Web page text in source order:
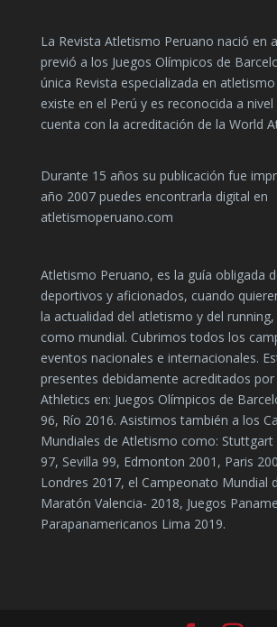
La Revista Atletismo Peruano nació en
previó a los Juegos Olímpicos de
única Revista especializada en
existe en el Perú y es reconocida a
cuenta con la acreditación de la World
Durante 15 años su publicación fue
año 2007 puedes encontrarla digital en
atletismoperuano.com
Atletismo Peruano, es la guía obligada
deportivos y aficionados, cuando
la actualidad del atletismo y del
como mundial. Cubrimos todos los
eventos nacionales e internacionales.
presentes debidamente acreditados por
Athletics en: Juegos Olímpicos de
96, Río 2016. Asistimos también a los
Mundiales de Atletismo como: Stuttgart
97, Sevilla 99, Edmonton 2001, Paris
Londres 2017, el Campeonato Mundial
Maratón Valencia- 2018, Juegos
Parapanamericanos Lima 2019.